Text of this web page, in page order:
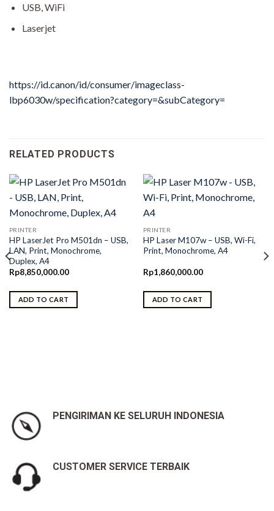
USB, WiFi
Laserjet
https://id.canon/id/consumer/imageclass-
lbp6030w/specification?category=&subCategory=
RELATED PRODUCTS
PRINTER
HP LaserJet Pro M501dn – USB,
LAN, Print, Monochrome,
Duplex, A4
Rp8,850,000.00
ADD TO CART
PRINTER
HP Laser M107w – USB, Wi-Fi,
Print, Monochrome, A4
Rp1,860,000.00
ADD TO CART
PENGIRIMAN KE SELURUH INDONESIA
CUSTOMER SERVICE TERBAIK